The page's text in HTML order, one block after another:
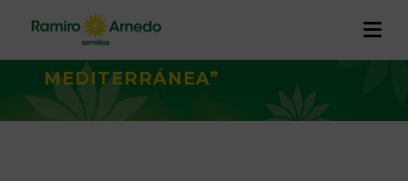
EMPRESA
INVESTIGANDO EN PRODUCTOS
PARA TODA LA FRANJA
MEDITERRÁNEA”